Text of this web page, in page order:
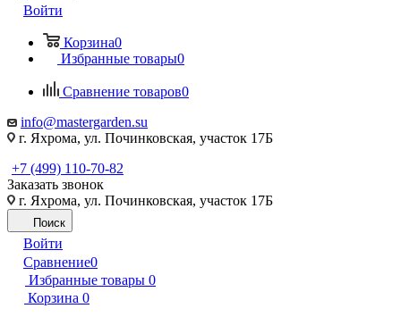
Войти
Корзина0
Избранные товары0
Сравнение товаров0
info@mastergarden.su
г. Яхрома, ул. Починковская, участок 17Б
+7 (499) 110-70-82
Заказать звонок
г. Яхрома, ул. Починковская, участок 17Б
Поиск
Войти
Сравнение0
Избранные товары 0
Корзина 0